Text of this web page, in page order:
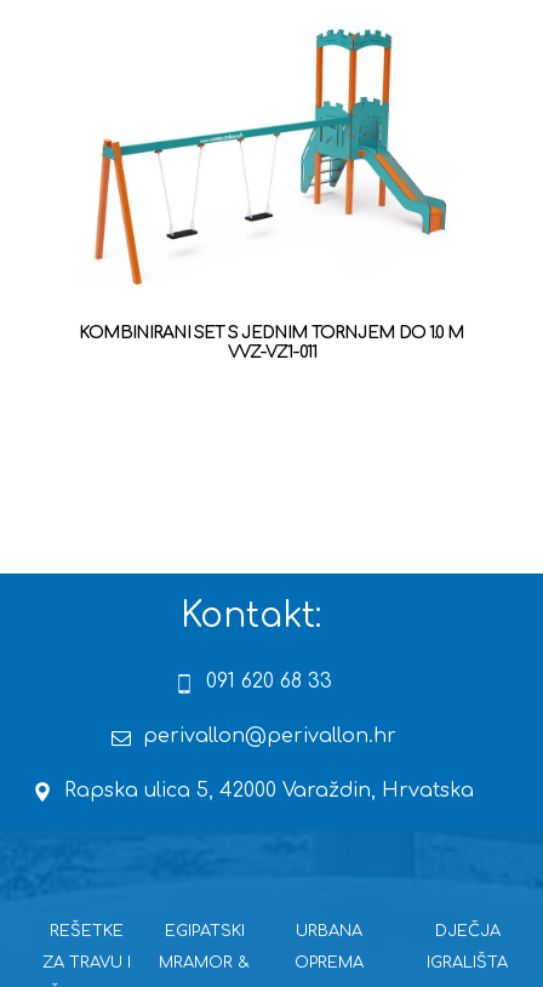
KOMBINIRANI SET S JEDNIM TORNJEM DO 1.0 M
VVZ-VZ1-011
Kontakt:
091 620 68 33
perivallon@perivallon.hr
Rapska ulica 5, 42000 Varaždin, Hrvatska
REŠETKE
ZA TRAVU I
EGIPATSKI
MRAMOR &
URBANA
OPREMA
DJEČJA
IGRALIŠTA